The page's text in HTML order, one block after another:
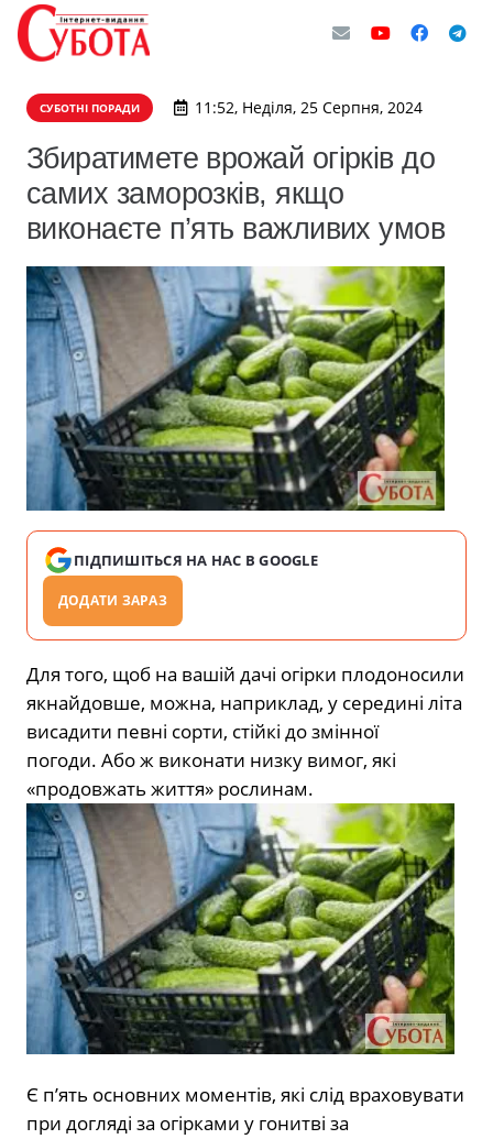
СУБОТНІ ПОРАДИ 11:52, Неділя, 25 Серпня, 2024
Збиратимете врожай огірків до
самих заморозків, якщо
виконаєте п’ять важливих умов
ПІДПИШІТЬСЯ НА НАС В GOOGLE
ДОДАТИ ЗАРАЗ
Для того, щоб на вашій дачі огірки плодоносили
якнайдовше, можна, наприклад, у середині літа
висадити певні сорти, стійкі до змінної
погоди. Або ж виконати низку вимог, які
«продовжать життя» рослинам.
Є п’ять основних моментів, які слід враховувати
при догляді за огірками у гонитві за